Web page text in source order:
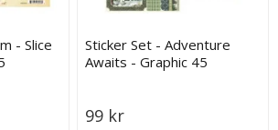
- Slice
Sticker Set - Adventure
Awaits - Graphic 45
99 kr